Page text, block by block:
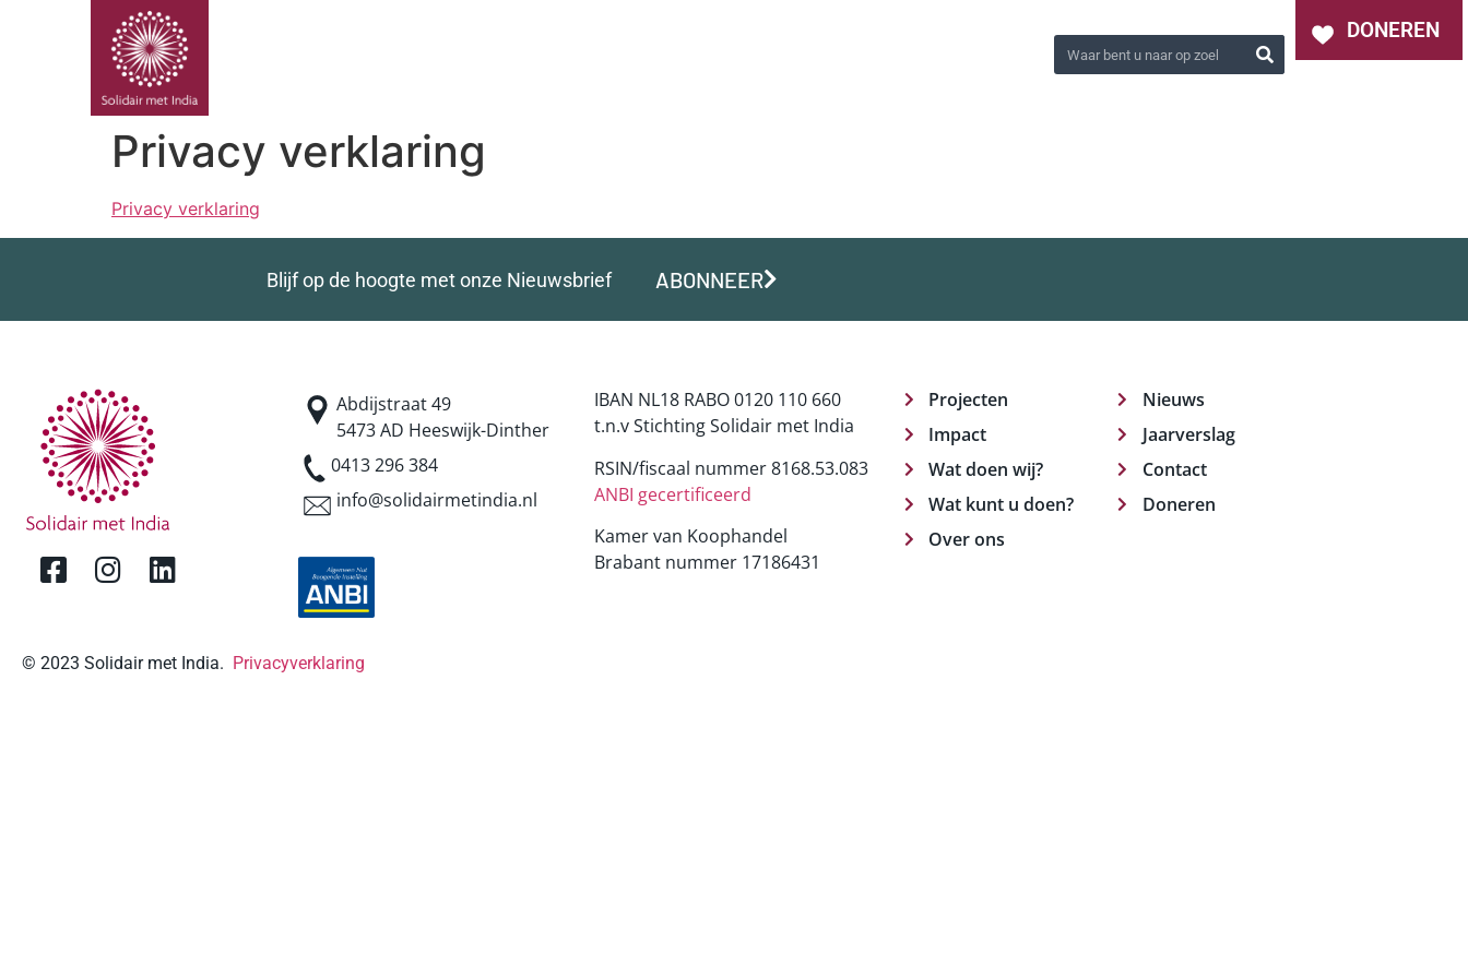
DONEREN
Privacy verklaring
Privacy verklaring
Blijf op de hoogte met onze Nieuwsbrief ABONNEER
Abdijstraat 49
5473 AD Heeswijk-Dinther
0413 296 384
info@solidairmetindia.nl
IBAN NL18 RABO 0120 110 660
t.n.v Stichting Solidair met India
RSIN/fiscaal nummer 8168.53.083
ANBI gecertificeerd
Kamer van Koophandel
Brabant nummer 17186431
Projecten
Impact
Wat doen wij?
Wat kunt u doen?
Over ons
Nieuws
Jaarverslag
Contact
Doneren
© 2023 Solidair met India. Privacyverklaring